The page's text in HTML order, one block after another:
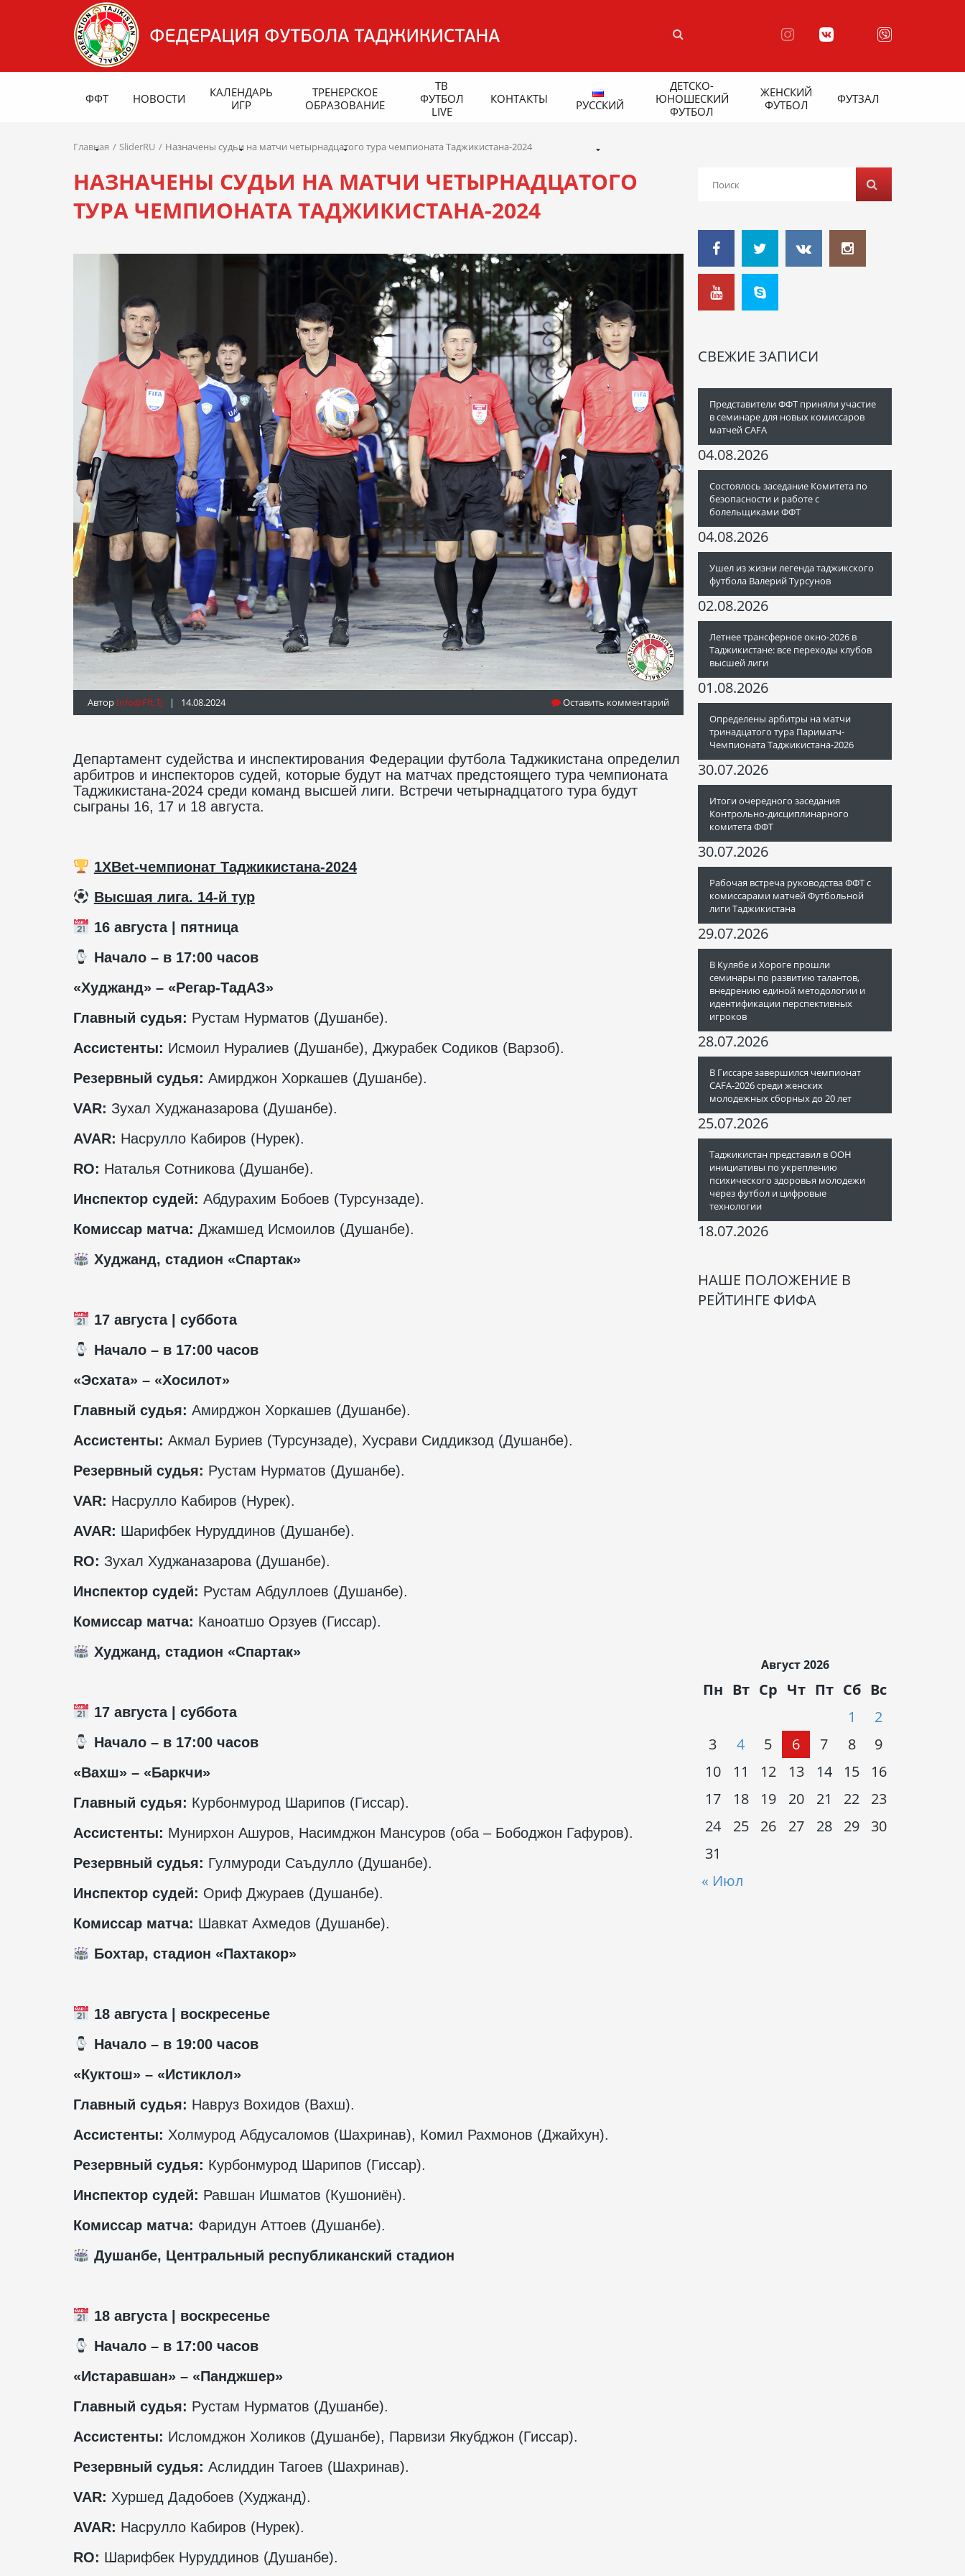
ФФТ НОВОСТИ
КАЛЕНДАРЬ
ИГР
ТРЕНЕРСКОЕ
ОБРАЗОВАНИЕ
ТВ
ФУТБОЛ
LIVE
КОНТАКТЫ РУССКИЙ
ДЕТСКО-
ЮНОШЕСКИЙ
ФУТБОЛ
ЖЕНСКИЙ
ФУТБОЛ
ФУТЗАЛ
Главная SliderRU Назначены судьи на матчи четырнадцатого тура чемпионата Таджикистана-2024
НАЗНАЧЕНЫ СУДЬИ НА МАТЧИ ЧЕТЫРНАДЦАТОГО
ТУРА ЧЕМПИОНАТА ТАДЖИКИСТАНА-2024
Автор Info@fft.tj | 14.08.2024 Оставить комментарий
Департамент судейства и инспектирования Федерации футбола Таджикистана определил
арбитров и инспекторов судей, которые будут на матчах предстоящего тура чемпионата
Таджикистана-2024 среди команд высшей лиги. Встречи четырнадцатого тура будут
сыграны 16, 17 и 18 августа.
1XBet-чемпионат Таджикистана-2024
Высшая лига. 14-й тур
16 августа | пятница
️ Начало – в 17:00 часов
«Худжанд» – «Регар-ТадАЗ»
Главный судья: Рустам Нурматов (Душанбе).
Ассистенты: Исмоил Нуралиев (Душанбе), Джурабек Содиков (Варзоб).
Резервный судья: Амирджон Хоркашев (Душанбе).
VAR: Зухал Худжаназарова (Душанбе).
AVAR: Насрулло Кабиров (Нурек).
RO: Наталья Сотникова (Душанбе).
Инспектор судей: Абдурахим Бобоев (Турсунзаде).
Комиссар матча: Джамшед Исмоилов (Душанбе).
Худжанд, стадион «Спартак»
17 августа | суббота
️ Начало – в 17:00 часов
«Эсхата» – «Хосилот»
Главный судья: Амирджон Хоркашев (Душанбе).
Ассистенты: Акмал Буриев (Турсунзаде), Хусрави Сиддикзод (Душанбе).
Резервный судья: Рустам Нурматов (Душанбе).
VAR: Насрулло Кабиров (Нурек).
AVAR: Шарифбек Нуруддинов (Душанбе).
RO: Зухал Худжаназарова (Душанбе).
Инспектор судей: Рустам Абдуллоев (Душанбе).
Комиссар матча: Каноатшо Орзуев (Гиссар).
Худжанд, стадион «Спартак»
17 августа | суббота
️ Начало – в 17:00 часов
«Вахш» – «Баркчи»
Главный судья: Курбонмурод Шарипов (Гиссар).
Ассистенты: Мунирхон Ашуров, Насимджон Мансуров (оба – Бободжон Гафуров).
Резервный судья: Гулмуроди Саъдулло (Душанбе).
Инспектор судей: Ориф Джураев (Душанбе).
Комиссар матча: Шавкат Ахмедов (Душанбе).
Бохтар, стадион «Пахтакор»
18 августа | воскресенье
️ Начало – в 19:00 часов
«Куктош» – «Истиклол»
Главный судья: Навруз Вохидов (Вахш).
Ассистенты: Холмурод Абдусаломов (Шахринав), Комил Рахмонов (Джайхун).
Резервный судья: Курбонмурод Шарипов (Гиссар).
Инспектор судей: Равшан Ишматов (Кушониён).
Комиссар матча: Фаридун Аттоев (Душанбе).
Душанбе, Центральный республиканский стадион
18 августа | воскресенье
️ Начало – в 17:00 часов
«Истаравшан» – «Панджшер»
Главный судья: Рустам Нурматов (Душанбе).
Ассистенты: Исломджон Холиков (Душанбе), Парвизи Якубджон (Гиссар).
Резервный судья: Аслиддин Тагоев (Шахринав).
VAR: Хуршед Дадобоев (Худжанд).
AVAR: Насрулло Кабиров (Нурек).
RO: Шарифбек Нуруддинов (Душанбе).
СВЕЖИЕ ЗАПИСИ
Представители ФФТ приняли участие
в семинаре для новых комиссаров
матчей CAFA
04.08.2026
Состоялось заседание Комитета по
безопасности и работе с
болельщиками ФФТ
04.08.2026
Ушел из жизни легенда таджикского
футбола Валерий Турсунов
02.08.2026
Летнее трансферное окно-2026 в
Таджикистане: все переходы клубов
высшей лиги
01.08.2026
Определены арбитры на матчи
тринадцатого тура Париматч-
Чемпионата Таджикистана-2026
30.07.2026
Итоги очередного заседания
Контрольно-дисциплинарного
комитета ФФТ
30.07.2026
Рабочая встреча руководства ФФТ с
комиссарами матчей Футбольной
лиги Таджикистана
29.07.2026
В Кулябе и Хороге прошли
семинары по развитию талантов,
внедрению единой методологии и
идентификации перспективных
игроков
28.07.2026
В Гиссаре завершился чемпионат
CAFA-2026 среди женских
молодежных сборных до 20 лет
25.07.2026
Таджикистан представил в ООН
инициативы по укреплению
психического здоровья молодежи
через футбол и цифровые
технологии
18.07.2026
НАШЕ ПОЛОЖЕНИЕ В
РЕЙТИНГЕ ФИФА
Август 2026
Пн Вт Ср Чт Пт Сб Вс
« Июл
1
2
3
4 5 6 7 8
9
10
11 12 13 14 15
16
17
18 19 20 21 22
23
24
25 26 27 28 29
30
31